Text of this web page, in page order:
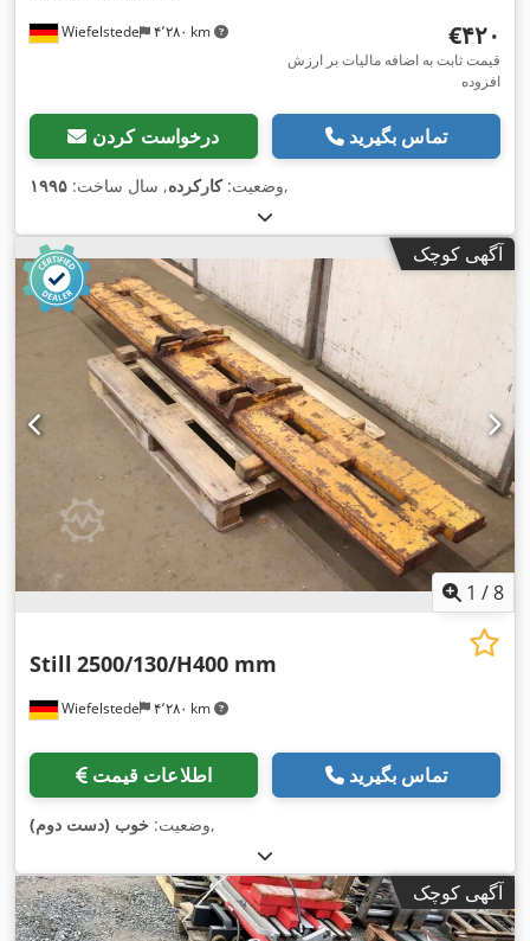
Wiefelstede ۴٬۲۸۰ km ‎€۴۲۰
قیمت ثابت به اضافه مالیات بر ارزش
افزوده
درخواست کردن تماس بگیرید
وضعیت:کارکرده, سال ساخت: ۱۹۹۵ ,
آگهی کوچک
1 /8
Wiefelstede ۴٬۲۸۰ km
Still 2500/130/H400 mm
اطلاعات قیمت تماس بگیرید
وضعیت: خوب (دست دوم) ,
آگهی کوچک